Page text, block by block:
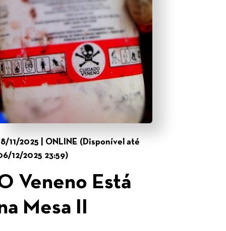
11/2025 | ONLINE (Disponível até
12/2025 23:59)
Veneno Está
Mesa II